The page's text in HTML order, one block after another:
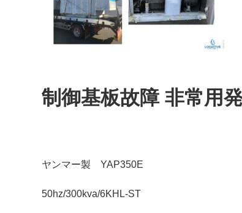
制御基板故障 非常用
ヤンマー製 YAP350E
50hz/300kva/6KHL-ST